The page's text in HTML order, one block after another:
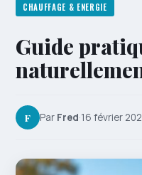
CHAUFFAGE & ENERGIE
Guide
F Par Fred·16 février